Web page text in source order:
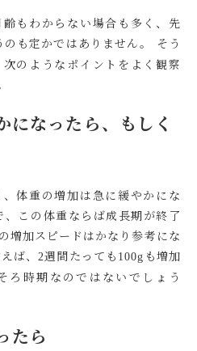
もわからない場合も多く、先
のも定かではありません。 そう
のようなポイントをよく観察
になったら、もしく
体重の増加は急に緩やかにな
、この体重ならば成長期が終了
増加スピードはかなり参考にな
ば、 2週間たっても 100g も増加
ろ時期なのではないでしょう
たら